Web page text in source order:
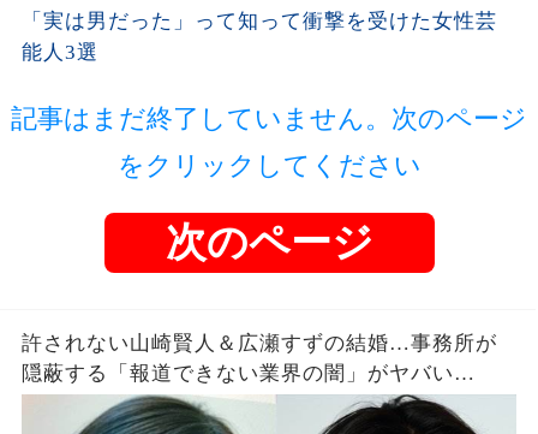
「実は男だった」って知って衝撃を受けた女性芸
能人3選
記事はまだ終了していません。次のページ
をクリックしてください
次のページ
許されない山崎賢人＆広瀬すずの結婚…事務所が
隠蔽する「報道できない業界の闇」がヤバい…